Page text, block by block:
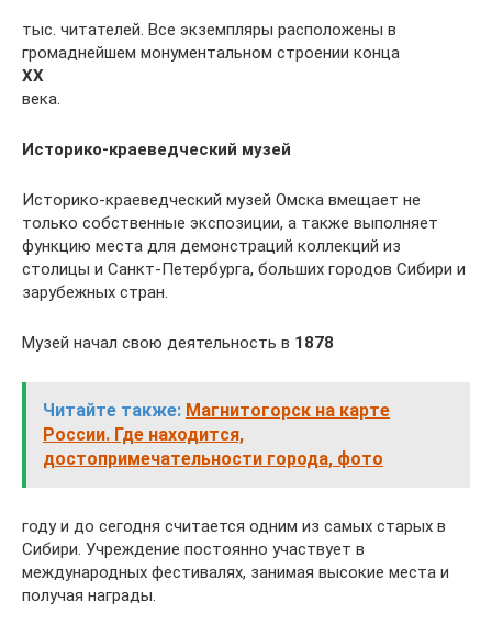
тыс. читателей. Все экземпляры расположены в
громаднейшем монументальном строении конца
XX
века.
Историко-краеведческий музей
Историко-краеведческий музей Омска вмещает не
только собственные экспозиции, а также выполняет
функцию места для демонстраций коллекций из
столицы и Санкт-Петербурга, больших городов Сибири и
зарубежных стран.
Музей начал свою деятельность в 1878
Читайте также: Магнитогорск на карте
России. Где находится,
достопримечательности города, фото
году и до сегодня считается одним из самых старых в
Сибири. Учреждение постоянно участвует в
международных фестивалях, занимая высокие места и
получая награды.